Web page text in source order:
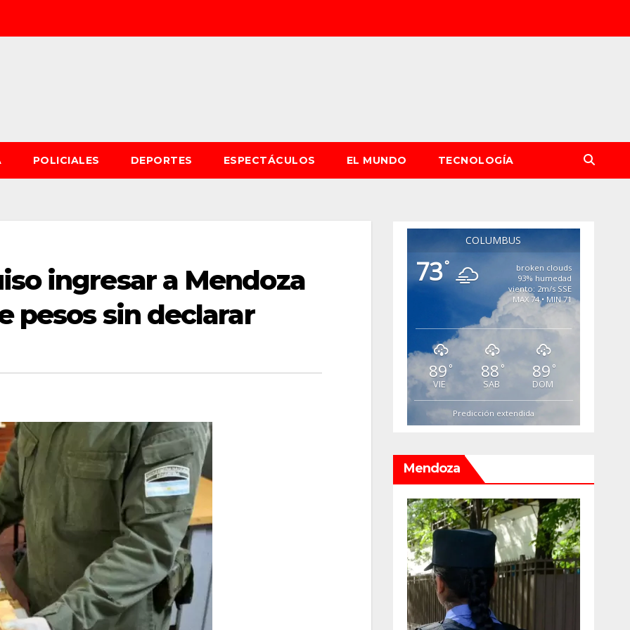
POLICIALES DEPORTES ESPECTÁCULOS EL MUNDO TECNOLOGÍA
ingresar a Mendoza
pesos sin declarar
COLUMBUS
73°
broken clouds
93% humedad
viento: 2m/s SSE
MAX 74 • MIN 71
89 °
VIE
88 °
SAB
89 °
DOM
Predicción extendida
Mendoza